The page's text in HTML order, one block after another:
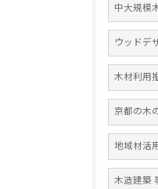
中大規模
ウッドデ
木材利用
京都の木
地域材活
木造建築